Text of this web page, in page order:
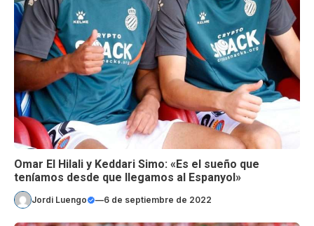
Omar El Hilali y Keddari Simo: «Es el sueño que
teníamos desde que llegamos al Espanyol»
Jordi Luengo —6 de septiembre de 2022